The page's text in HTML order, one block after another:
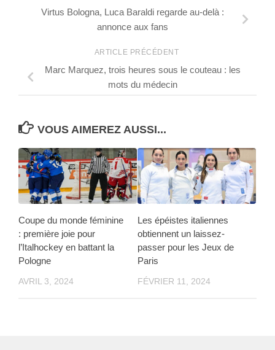
Virtus Bologna, Luca Baraldi regarde au-delà :
annonce aux fans
ARTICLE PRÉCÉDENT
Marc Marquez, trois heures sous le couteau : les
mots du médecin
VOUS AIMEREZ AUSSI...
Coupe du monde féminine
: première joie pour
l’Italhockey en battant la
Pologne
AVRIL 3, 2024
Les épéistes italiennes
obtiennent un laissez-
passer pour les Jeux de
Paris
FÉVRIER 11, 2024